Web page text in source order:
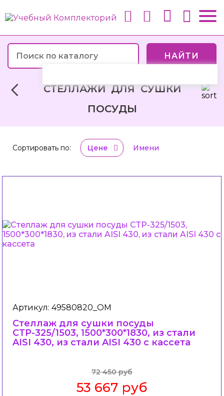
НАЙТИ
СТЕЛЛАЖИ ДЛЯ СУШКИ
ПОСУДЫ
Сортировать по: Цене Имени
Артикул: 49580820_ОМ
Стеллаж для сушки посуды
СТР-325/1503, 1500*300*1830, из стали
AISI 430, из стали AISI 430 c кассета
72 450 руб
53 667 руб